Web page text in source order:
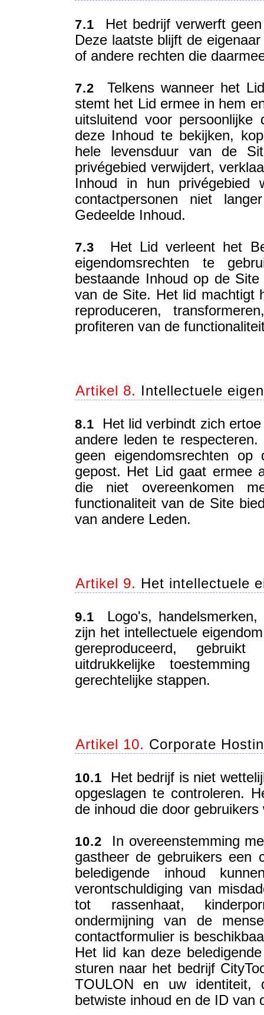
7.1 Het bedrijf verwerft
Deze laatste blijft de
of andere rechten die
7.2 Telkens wanneer het
stemt het Lid ermee in hem
uitsluitend voor persoonlijke
deze Inhoud te bekijken,
hele levensduur van de
privégebied verwijdert,
Inhoud in hun privégebied
contactpersonen niet
Gedeelde Inhoud.
7.3 Het Lid verleent het
eigendomsrechten te
bestaande Inhoud op de
van de Site. Het lid machtigt
reproduceren,
profiteren van de
Artikel 8. Intellectuele
8.1 Het lid verbindt zich
andere leden te
geen eigendomsrechten
gepost. Het Lid gaat ermee
die niet overeenkomen
functionaliteit van de Site
van andere Leden.
Artikel 9. Het intellectuele
9.1 Logo's,
zijn het intellectuele
gereproduceerd,
uitdrukkelijke
gerechtelijke stappen.
Artikel 10. Corporate
10.1 Het bedrijf is niet
opgeslagen te controleren.
de inhoud die door
10.2 In overeenstemming
gastheer de gebruikers een
beledigende inhoud
verontschuldiging van
tot rassenhaat,
ondermijning van de
contactformulier is
Het lid kan deze
sturen naar het bedrijf
TOULON en uw
betwiste inhoud en de ID van